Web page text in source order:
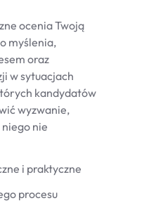
ocenia Twoją
myślenia,
oraz
w sytuacjach
kandydatów
wyzwanie,
niego nie
i praktyczne
procesu